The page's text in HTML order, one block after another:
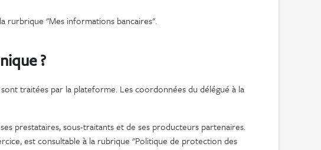
rurbrique "Mes informations bancaires".
?
traitées par la plateforme. Les coordonnées du délégué à la
prestataires, sous-traitants et de ses producteurs partenaires.
est consultable à la rubrique "Politique de protection des